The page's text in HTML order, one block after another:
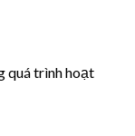
quá trình hoạt